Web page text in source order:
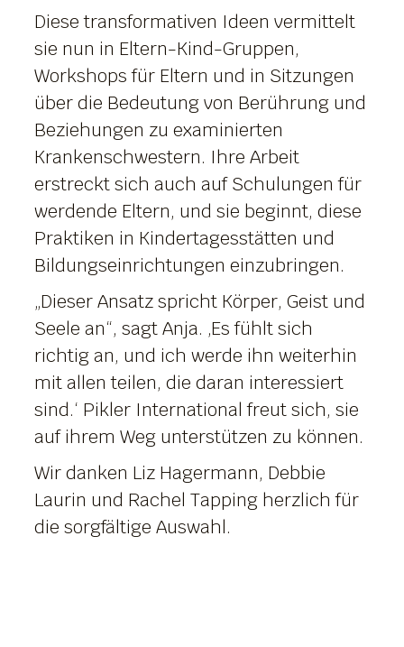
Diese transformativen Ideen vermittelt
sie nun in Eltern-Kind-Gruppen,
Workshops für Eltern und in Sitzungen
über die Bedeutung von Berührung und
Beziehungen zu examinierten
Krankenschwestern. Ihre Arbeit
erstreckt sich auch auf Schulungen für
werdende Eltern, und sie beginnt, diese
Praktiken in Kindertagesstätten und
Bildungseinrichtungen einzubringen.
„Dieser Ansatz spricht Körper, Geist und
Seele an“, sagt Anja. ‚Es fühlt sich
richtig an, und ich werde ihn weiterhin
mit allen teilen, die daran interessiert
sind.‘ Pikler International freut sich, sie
auf ihrem Weg unterstützen zu können.
Wir danken Liz Hagermann, Debbie
Laurin und Rachel Tapping herzlich für
die sorgfältige Auswahl.